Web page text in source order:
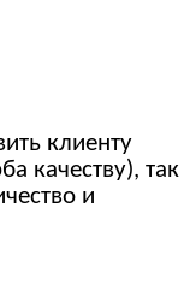
клиенту
качеству), так
и